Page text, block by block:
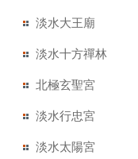
淡水大王廟
淡水十方禪林
北極玄聖宮
淡水行忠宮
淡水太陽宮